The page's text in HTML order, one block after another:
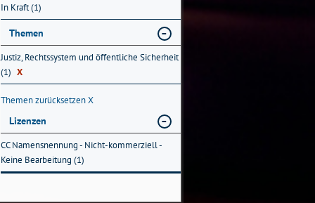
In Kraft (1)
Themen
Justiz, Rechtssystem und öffentliche Sicherheit
(1) X
Themen zurücksetzenX
Lizenzen
CC Namensnennung - Nicht-kommerziell -
Keine Bearbeitung (1)